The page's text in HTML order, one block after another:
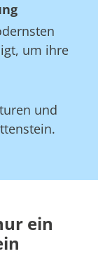
um ihre
und
ein